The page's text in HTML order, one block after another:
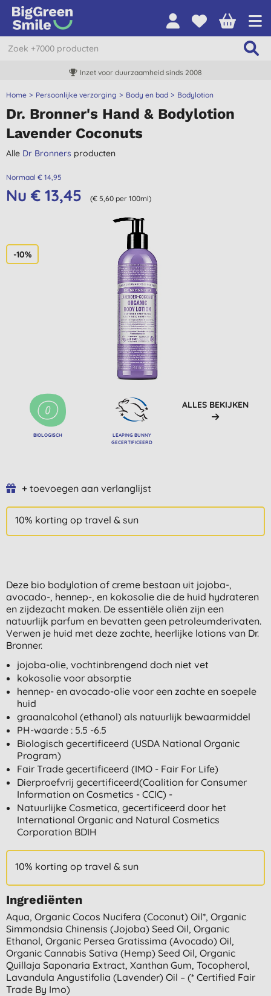
Inzet voor duurzaamheid sinds 2008
Home Persoonlijke verzorging Body en bad Bodylotion
Dr. Bronner's Hand & Bodylotion
Lavender Coconuts
Alle Dr Bronners producten
Normaal € 14,95
Nu € 13,45 (€ 5,60 per 100ml)
-10%
BIOLOGISCH
LEAPING BUNNY
GECERTIFICEERD
ALLES BEKIJKEN
+ toevoegen aan verlanglijst
10% korting op travel & sun
Deze bio bodylotion of creme bestaan uit jojoba-,
avocado-, hennep-, en kokosolie die de huid hydrateren
en zijdezacht maken. De essentiële oliën zijn een
natuurlijk parfum en bevatten geen petroleumderivaten.
Verwen je huid met deze zachte, heerlijke lotions van Dr.
Bronner.
jojoba-olie, vochtinbrengend doch niet vet
kokosolie voor absorptie
hennep- en avocado-olie voor een zachte en soepele
huid
graanalcohol (ethanol) als natuurlijk bewaarmiddel
PH-waarde : 5.5 -6.5
Biologisch gecertificeerd (USDA National Organic
Program)
Fair Trade gecertificeerd (IMO - Fair For Life)
Dierproefvrij gecertificeerd(Coalition for Consumer
Information on Cosmetics - CCIC) -
Natuurlijke Cosmetica, gecertificeerd door het
International Organic and Natural Cosmetics
Corporation BDIH
10% korting op travel & sun
Ingrediënten
Aqua, Organic Cocos Nucifera (coconut) Oil*, Organic
Simmondsia Chinensis (jojoba) Seed Oil, Organic
Ethanol, Organic Persea Gratissima (avocado) Oil,
Organic Cannabis Sativa (hemp) Seed Oil, Organic
Quillaja Saponaria Extract, Xanthan Gum, Tocopherol,
Lavandula Angustifolia (lavender) Oil – (* Certified Fair
Trade By Imo)